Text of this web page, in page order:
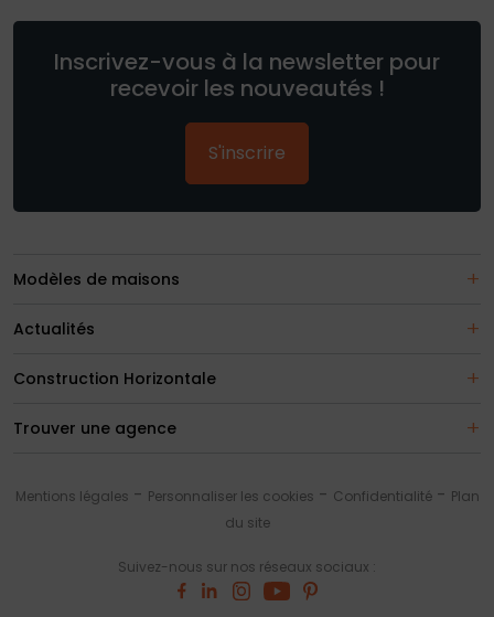
Inscrivez-vous à la newsletter pour
recevoir les nouveautés !
S'inscrire
Modèles de maisons
Actualités
Construction Horizontale
Trouver une agence
Suivez-nous sur nos réseaux sociaux :
Mentions légales Personnaliser les cookies Confidentialité
Plan
du site